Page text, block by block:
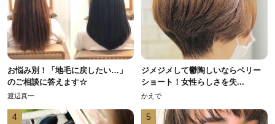
お悩み別！「地毛に戻したい…」
のご相談に答えます☆
渡辺真一
ジメジメして鬱陶しいならベリー
ショート！女性らしさを失...
かえで
4 5